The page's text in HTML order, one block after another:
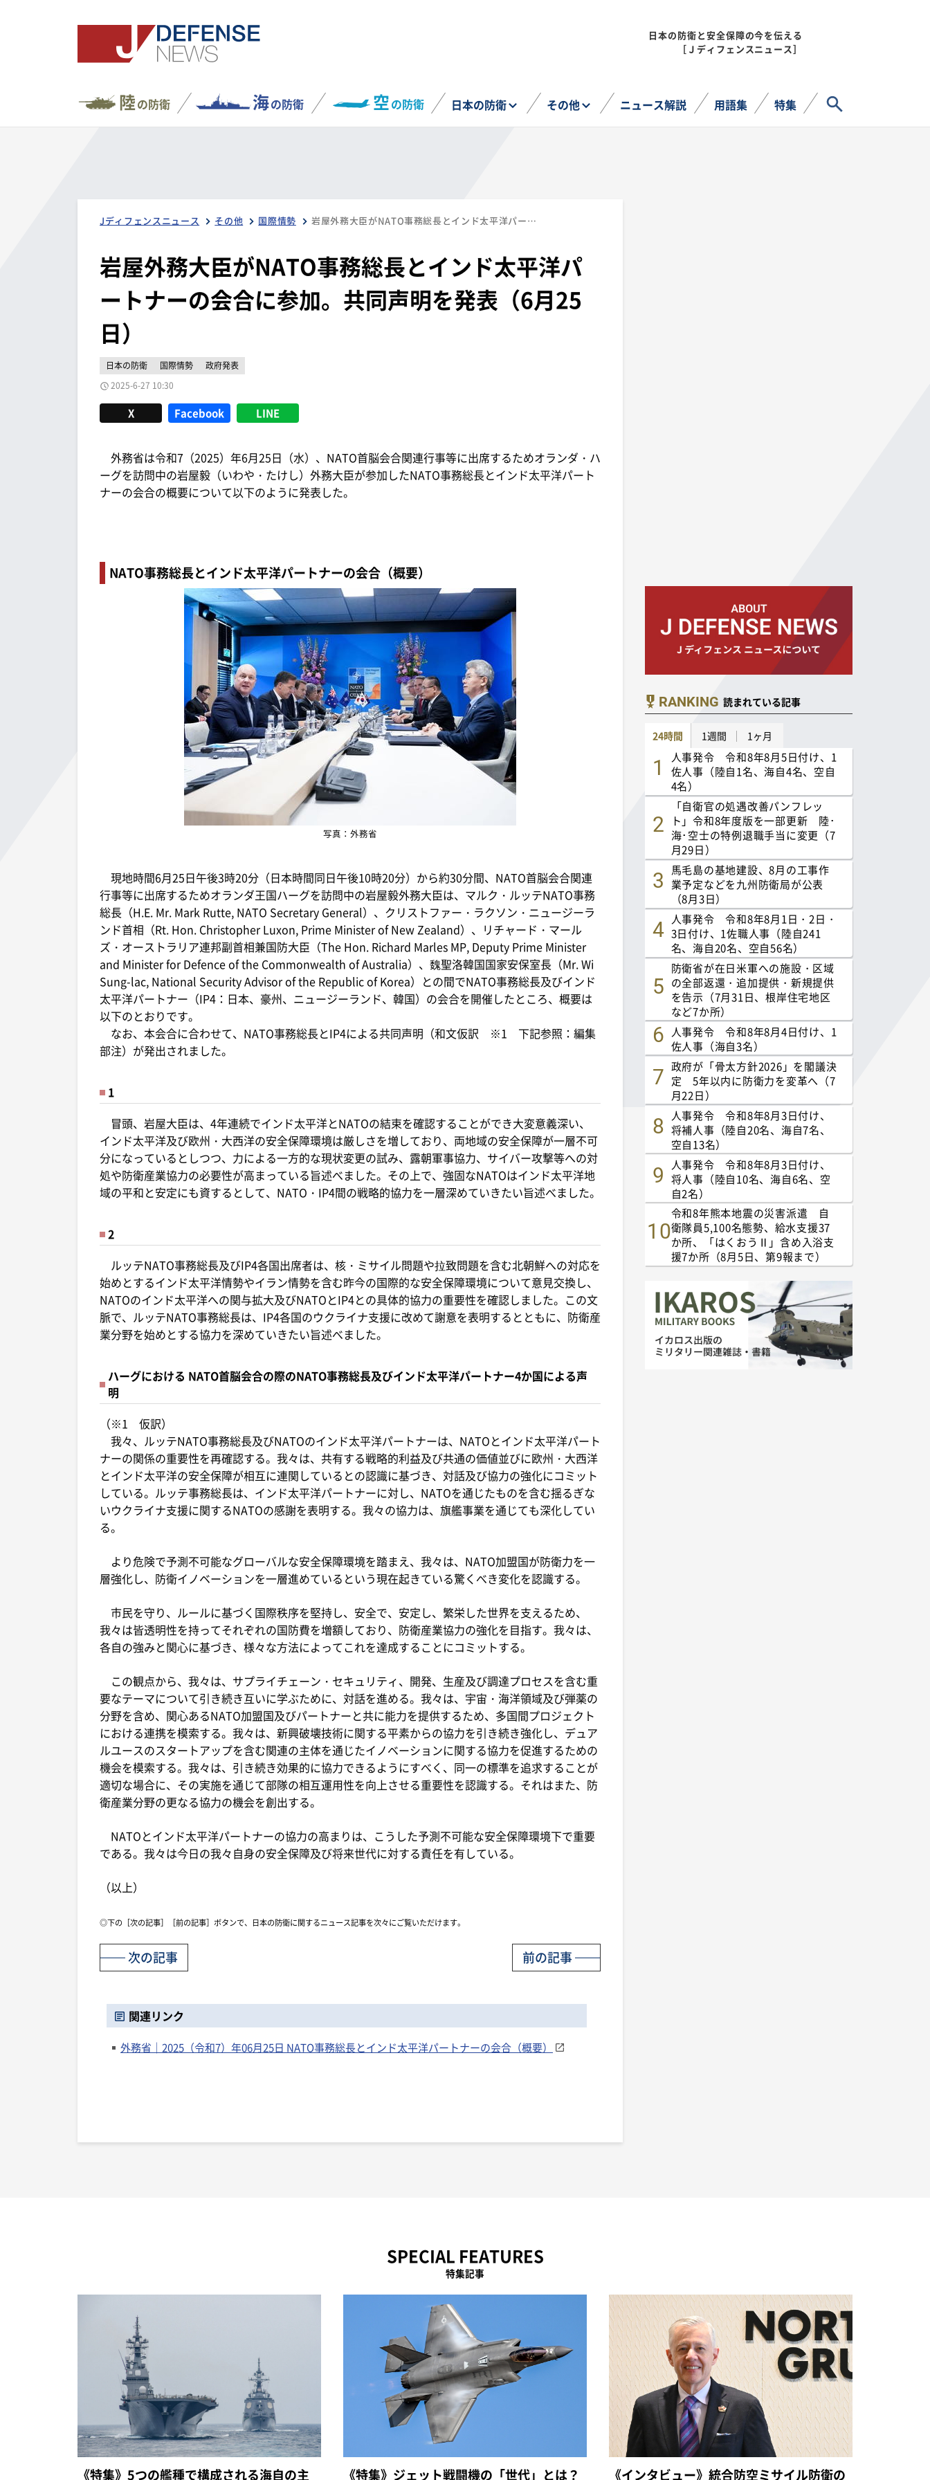
日本の防衛と安全保障の今を伝える
［Ｊディフェンスニュース］
陸の防衛 海の防衛 空の防衛 日本の防衛 その他 ニュース解説 用語集 特集
Jディフェンスニュース その他 国際情勢 岩屋外務大臣がNATO事務総長とインド太平洋パートナーの会合に参加。共同声明を発表（6月25日）
岩屋外務大臣がNATO事務総長とインド太平洋パ
ートナーの会合に参加。共同声明を発表（6月25
日）
日本の防衛 国際情勢
政府発表
2025-6-27 10:30
X Facebook LINE
外務省は令和7（2025）年6月25日（水）、NATO首脳会合関連行事等に出席するためオランダ・ハ
ーグを訪問中の岩屋毅（いわや・たけし）外務大臣が参加したNATO事務総長とインド太平洋パート
ナーの会合の概要について以下のように発表した。
NATO事務総長とインド太平洋パートナーの会合（概要）
写真：外務省
現地時間6月25日午後3時20分（日本時間同日午後10時20分）から約30分間、NATO首脳会合関連
行事等に出席するためオランダ王国ハーグを訪問中の岩屋毅外務大臣は、マルク・ルッテNATO事務
総長（H.E. Mr. Mark Rutte, NATO Secretary General）、クリストファー・ラクソン・ニュージーラ
ンド首相（Rt. Hon. Christopher Luxon, Prime Minister of New Zealand）、リチャード・マール
ズ・オーストラリア連邦副首相兼国防大臣（The Hon. Richard Marles MP, Deputy Prime Minister
and Minister for Defence of the Commonwealth of Australia）、魏聖洛韓国国家安保室長（Mr. Wi
Sung-lac, National Security Advisor of the Republic of Korea）との間でNATO事務総長及びインド
太平洋パートナー（IP4：日本、豪州、ニュージーランド、韓国）の会合を開催したところ、概要は
以下のとおりです。
なお、本会合に合わせて、NATO事務総長とIP4による共同声明（和文仮訳 ※1 下記参照：編集
部注）が発出されました。
1
冒頭、岩屋大臣は、4年連続でインド太平洋とNATOの結束を確認することができ大変意義深い、
インド太平洋及び欧州・大西洋の安全保障環境は厳しさを増しており、両地域の安全保障が一層不可
分になっているとしつつ、力による一方的な現状変更の試み、露朝軍事協力、サイバー攻撃等への対
処や防衛産業協力の必要性が高まっている旨述べました。その上で、強固なNATOはインド太平洋地
域の平和と安定にも資するとして、NATO・IP4間の戦略的協力を一層深めていきたい旨述べました。
2
ルッテNATO事務総長及びIP4各国出席者は、核・ミサイル問題や拉致問題を含む北朝鮮への対応を
始めとするインド太平洋情勢やイラン情勢を含む昨今の国際的な安全保障環境について意見交換し、
NATOのインド太平洋への関与拡大及びNATOとIP4との具体的協力の重要性を確認しました。この文
脈で、ルッテNATO事務総長は、IP4各国のウクライナ支援に改めて謝意を表明するとともに、防衛産
業分野を始めとする協力を深めていきたい旨述べました。
ハーグにおける NATO首脳会合の際のNATO事務総長及びインド太平洋パートナー4か国による声
明
（※1 仮訳）
我々、ルッテNATO事務総長及びNATOのインド太平洋パートナーは、NATOとインド太平洋パート
ナーの関係の重要性を再確認する。我々は、共有する戦略的利益及び共通の価値並びに欧州・大西洋
とインド太平洋の安全保障が相互に連関しているとの認識に基づき、対話及び協力の強化にコミット
している。ルッテ事務総長は、インド太平洋パートナーに対し、NATOを通じたものを含む揺るぎな
いウクライナ支援に関するNATOの感謝を表明する。我々の協力は、旗艦事業を通じても深化してい
る。
より危険で予測不可能なグローバルな安全保障環境を踏まえ、我々は、NATO加盟国が防衛力を一
層強化し、防衛イノベーションを一層進めているという現在起きている驚くべき変化を認識する。
市民を守り、ルールに基づく国際秩序を堅持し、安全で、安定し、繁栄した世界を支えるため、
我々は皆透明性を持ってそれぞれの国防費を増額しており、防衛産業協力の強化を目指す。我々は、
各自の強みと関心に基づき、様々な方法によってこれを達成することにコミットする。
この観点から、我々は、サプライチェーン・セキュリティ、開発、生産及び調達プロセスを含む重
要なテーマについて引き続き互いに学ぶために、対話を進める。我々は、宇宙・海洋領域及び弾薬の
分野を含め、関心あるNATO加盟国及びパートナーと共に能力を提供するため、多国間プロジェクト
における連携を模索する。我々は、新興破壊技術に関する平素からの協力を引き続き強化し、デュア
ルユースのスタートアップを含む関連の主体を通じたイノベーションに関する協力を促進するための
機会を模索する。我々は、引き続き効果的に協力できるようにすべく、同一の標準を追求することが
適切な場合に、その実施を通じて部隊の相互運用性を向上させる重要性を認識する。それはまた、防
衛産業分野の更なる協力の機会を創出する。
NATOとインド太平洋パートナーの協力の高まりは、こうした予測不可能な安全保障環境下で重要
である。我々は今日の我々自身の安全保障及び将来世代に対する責任を有している。
（以上）
◎下の［次の記事］［前の記事］ボタンで、日本の防衛に関するニュース記事を次々にご覧いただけます。
前の記事
次の記事
関連リンク
外務省｜2025（令和7）年06月25日 NATO事務総長とインド太平洋パートナーの会合（概要）
RANKING 読まれている記事
24時間 1週間 1ヶ月
人事発令 令和8年8月5日付け、1
佐人事（陸自1名、海自4名、空自
4名）
「自衛官の処遇改善パンフレッ
ト」令和8年度版を一部更新 陸･
海･空士の特例退職手当に変更（7
月29日）
馬毛島の基地建設、8月の工事作
業予定などを九州防衛局が公表
（8月3日）
人事発令 令和8年8月1日・2日・
3日付け、1佐職人事（陸自241
名、海自20名、空自56名）
防衛省が在日米軍への施設・区域
の全部返還・追加提供・新規提供
を告示（7月31日、根岸住宅地区
など7か所）
人事発令 令和8年8月4日付け、1
佐人事（海自3名）
政府が「骨太方針2026」を閣議決
定 5年以内に防衛力を変革へ（7
月22日）
人事発令 令和8年8月3日付け、
将補人事（陸自20名、海自7名、
空自13名）
人事発令 令和8年8月3日付け、
将人事（陸自10名、海自6名、空
自2名）
令和8年熊本地震の災害派遣 自
衛隊員5,100名態勢、給水支援37
か所、「はくおうⅡ」含め入浴支
援7か所（8月5日、第9報まで）
SPECIAL FEATURES
特集記事
《特集》5つの艦種で構成される海自の主 《特集》ジェット戦闘機の「世代」とは？ 《インタビュー》統合防空ミサイル防衛の